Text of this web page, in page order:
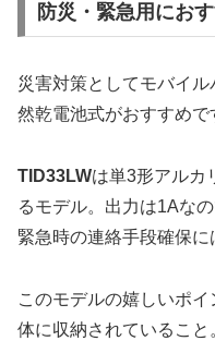
防災・緊急用にお
災害対策としてモバイ
然乾電池式がおすすめで
TID33LWは単3形アルカ
るモデル。出力は1Aな
緊急時の連絡手段確保に
このモデルの嬉しいポ
体に収納されているこ